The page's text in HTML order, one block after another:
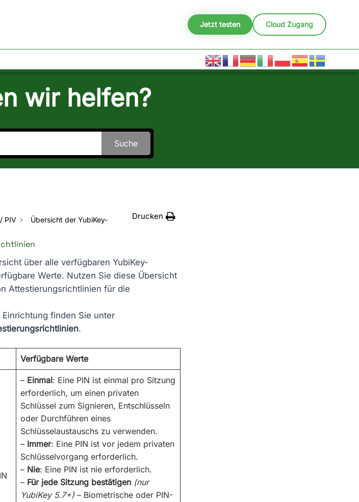
Jetzt testen Cloud Zugang
wir helfen?
Suche
PIV
Übersicht der YubiKey-
Drucken
über alle verfügbaren YubiKey-
Werte. Nutzen Sie diese Übersicht
Attestierungsrichtlinien für die
finden Sie unter
.
Verfügbare Werte
– Einmal: Eine PIN ist einmal pro Sitzung
erforderlich, um einen privaten
Schlüssel zum Signieren, Entschlüsseln
oder Durchführen eines
Schlüsselaustauschs zu verwenden.
– Immer: Eine PIN ist vor jedem privaten
Schlüsselvorgang erforderlich.
– Nie: Eine PIN ist nie erforderlich.
– Für jede Sitzung bestätigen (nur
YubiKey 5.7+) – Biometrische oder PIN-